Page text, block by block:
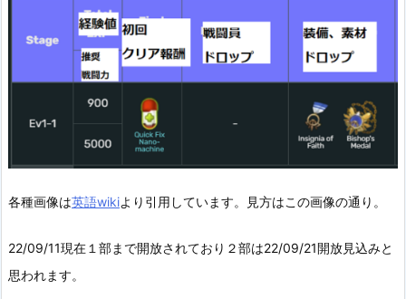
各種画像は英語wikiより引用しています。見方はこの画像の通り。
22/09/11現在１部まで開放されており２部は22/09/21開放見込みと
思われます。